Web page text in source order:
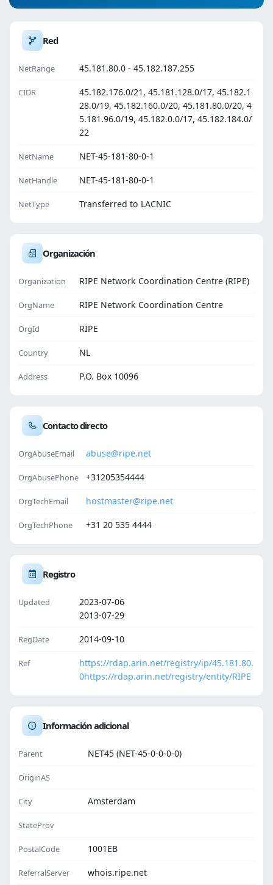
Red
NetRange 45.181.80.0 - 45.182.187.255
CIDR
45.182.176.0/21, 45.181.128.0/17, 45.182.1
28.0/19, 45.182.160.0/20, 45.181.80.0/20, 4
5.181.96.0/19, 45.182.0.0/17, 45.182.184.0/
22
NetName NET-45-181-80-0-1
NetHandle NET-45-181-80-0-1
NetType Transferred to LACNIC
Organización
Organization RIPE Network Coordination Centre (RIPE)
OrgName RIPE Network Coordination Centre
OrgId RIPE
Country NL
Address P.O. Box 10096
Contacto directo
OrgAbuseEmail abuse@ripe.net
OrgAbusePhone +31205354444
OrgTechEmail hostmaster@ripe.net
OrgTechPhone +31 20 535 4444
Registro
Updated
2023-07-06
2013-07-29
RegDate 2014-09-10
Ref
https://rdap.arin.net/registry/ip/45.181.80.
0https://rdap.arin.net/registry/entity/RIPE
Información adicional
Parent NET45 (NET-45-0-0-0-0)
OriginAS
City Amsterdam
StateProv
PostalCode 1001EB
ReferralServer whois.ripe.net